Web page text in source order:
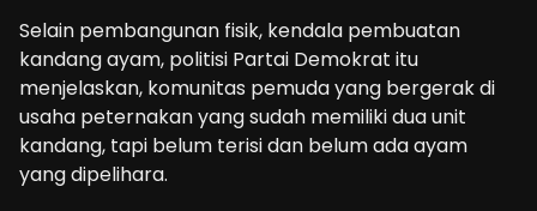
Selain pembangunan fisik, kendala pembuatan
kandang ayam, politisi Partai Demokrat itu
menjelaskan, komunitas pemuda yang bergerak di
usaha peternakan yang sudah memiliki dua unit
kandang, tapi belum terisi dan belum ada ayam
yang dipelihara.